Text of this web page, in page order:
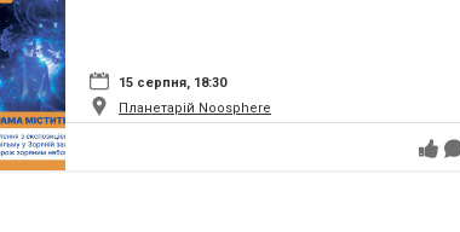
15 серпня, 18:30
Планетарій Noosphere